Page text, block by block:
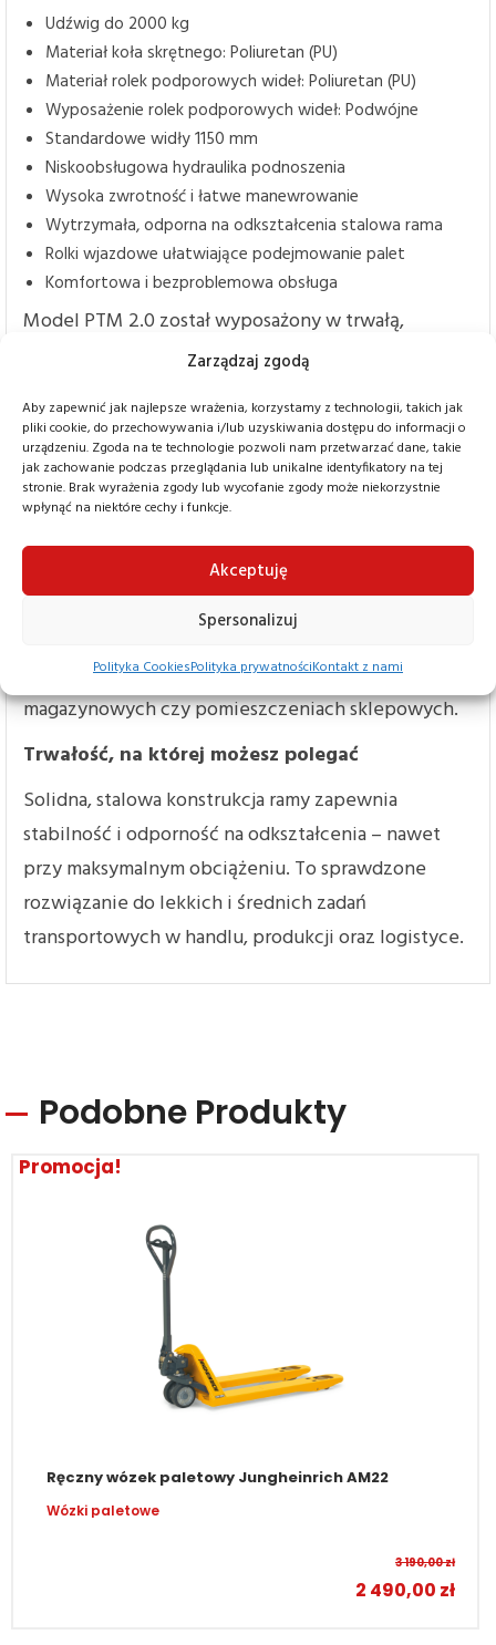
Zarządzaj zgodą
Aby zapewnić jak najlepsze wrażenia, korzystamy z technologii, takich jak
pliki cookie, do przechowywania i/lub uzyskiwania dostępu do informacji o
urządzeniu. Zgoda na te technologie pozwoli nam przetwarzać dane, takie
jak zachowanie podczas przeglądania lub unikalne identyfikatory na tej
stronie. Brak wyrażenia zgody lub wycofanie zgody może niekorzystnie
wpłynąć na niektóre cechy i funkcje.
Akceptuję
Spersonalizuj
Polityka CookiesPolityka prywatnościKontakt z nami
Udźwig do 2000 kg
Materiał koła skrętnego: Poliuretan (PU)
Materiał rolek podporowych wideł: Poliuretan (PU)
Wyposażenie rolek podporowych wideł: Podwójne
Standardowe widły 1150 mm
Niskoobsługowa hydraulika podnoszenia
Wysoka zwrotność i łatwe manewrowanie
Wytrzymała, odporna na odkształcenia stalowa rama
Rolki wjazdowe ułatwiające podejmowanie palet
Komfortowa i bezproblemowa obsługa
Model PTM 2.0 został wyposażony w trwałą,
niskoobsługową instalację hydrauliczną, która
ładunków. Duża, ergonomiczna głowica dyszla
umożliwia wygodne sterowanie oraz precyzyjne
manewrowanie nawet w ograniczonej przestrzeni.
Bezstopniowe opuszczanie ładunku odbywa się za
pomocą praktycznej dźwigni ręcznej, co pozwala na
pełną kontrolę podczas pracy. Duży kąt skrętu
sprawdza się nawet w wąskich korytarzach
magazynowych czy pomieszczeniach sklepowych.
Trwałość, na której możesz polegać
Solidna, stalowa konstrukcja ramy zapewnia
stabilność i odporność na odkształcenia – nawet
przy maksymalnym obciążeniu. To sprawdzone
rozwiązanie do lekkich i średnich zadań
transportowych w handlu, produkcji oraz logistyce.
Podobne Produkty
Promocja!
Ręczny wózek paletowy Jungheinrich AM22
Wózki paletowe
3 190,00zł
2 490,00 zł